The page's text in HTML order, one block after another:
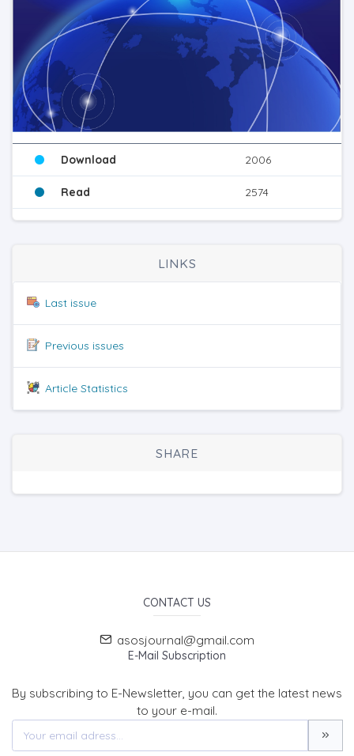
Download 2006
Read 2574
LINKS
Last issue
Previous issues
Article Statistics
SHARE
CONTACT US
asosjournal@gmail.com
E-Mail Subscription
By subscribing to E-Newsletter, you can get the latest news
to your e-mail.